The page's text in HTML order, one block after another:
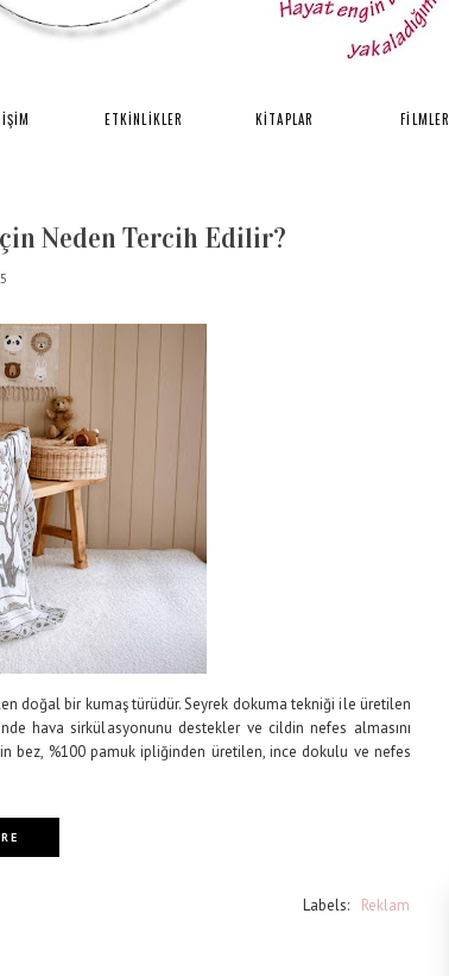
ETKİNLİKLER KİTAPLAR FİLMLER
Neden Tercih Edilir?
doğal bir kumaş türüdür. Seyrek dokuma tekniği ile üretilen
hava sirkülasyonunu destekler ve cildin nefes almasını
bez, %100 pamuk ipliğinden üretilen, ince dokulu ve nefes
Labels: Reklam